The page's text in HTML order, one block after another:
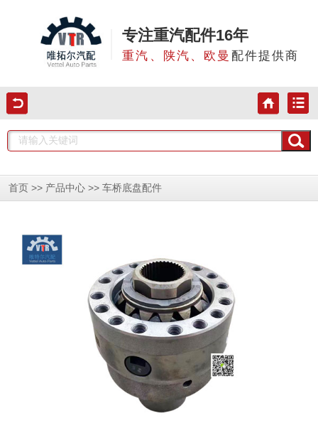
专注重汽配件16年
重汽、陕汽、欧曼 配件提供商
首页 >> 产品中心 >> 车桥底盘配件